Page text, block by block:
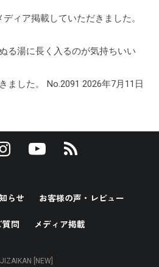
ィア掲載していただきました。
る湯に長く入るのが気持ちいい
ました。 No.2091 2026年7月11日
らせ お客様の声・レビュー
質問 メディア掲載
[NEW]